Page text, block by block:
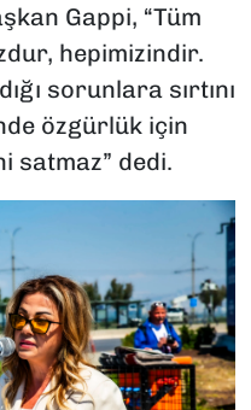
Gappi, “Tüm
hepimizindir.
sorunlara sırtını
özgürlük için
satmaz” dedi.